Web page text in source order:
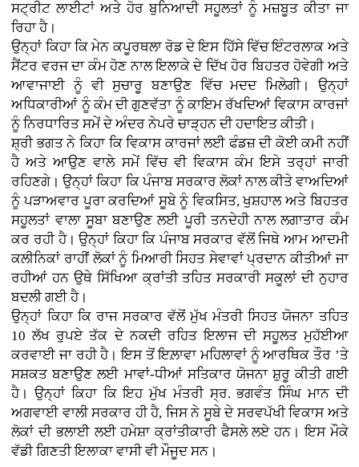
ਸਟ੍ਰੀਟ ਲਾਈਟਾਂ ਅਤੇ ਹੋਰ ਬੁਨਿਆਦੀ ਸਹੂਲਤਾਂ ਨੂੰ ਮਜ਼ਬੂਤ ਕੀਤਾ ਜਾ
ਰਿਹਾ ਹੈ।
ਉਨ੍ਹਾਂ ਕਿਹਾ ਕਿ ਮੇਨ ਕਪੂਰਥਲਾ ਰੋਡ ਦੇ ਇਸ ਹਿੱਸੇ ਵਿੱਚ ਇੰਟਰਲਾਕ ਅਤੇ
ਸੈਂਟਰ ਵਰਜ ਦਾ ਕੰਮ ਹੋਣ ਨਾਲ ਇਲਾਕੇ ਦੇ ਦਿੱਖ ਹੋਰ ਬਿਹਤਰ ਹੋਵੇਗੀ ਅਤੇ
ਆਵਾਜਾਈ ਨੂੰ ਵੀ ਸੁਚਾਰੂ ਬਣਾਉਣ ਵਿੱਚ ਮਦਦ ਮਿਲੇਗੀ। ਉਨ੍ਹਾਂ
ਅਧਿਕਾਰੀਆਂ ਨੂੰ ਕੰਮ ਦੀ ਗੁਣਵੱਤਾ ਨੂੰ ਕਾਇਮ ਰੱਖਦਿਆਂ ਵਿਕਾਸ ਕਾਰਜਾਂ
ਨੂੰ ਨਿਰਧਾਰਿਤ ਸਮੇਂ ਦੇ ਅੰਦਰ ਨੇਪਰੇ ਚਾੜ੍ਹਨ ਦੀ ਹਦਾਇਤ ਕੀਤੀ।
ਸ਼੍ਰੀ ਭਗਤ ਨੇ ਕਿਹਾ ਕਿ ਵਿਕਾਸ ਕਾਰਜਾਂ ਲਈ ਫੰਡਜ਼ ਦੀ ਕੋਈ ਕਮੀ ਨਹੀਂ
ਹੈ ਅਤੇ ਆਉਣ ਵਾਲੇ ਸਮੇਂ ਵਿੱਚ ਵੀ ਵਿਕਾਸ ਕੰਮ ਇਸੇ ਤਰ੍ਹਾਂ ਜਾਰੀ
ਰਹਿਣਗੇ। ਉਨ੍ਹਾਂ ਕਿਹਾ ਕਿ ਪੰਜਾਬ ਸਰਕਾਰ ਲੋਕਾਂ ਨਾਲ ਕੀਤੇ ਵਾਅਦਿਆਂ
ਨੂੰ ਪੜਾਅਵਾਰ ਪੂਰਾ ਕਰਦਿਆਂ ਸੂਬੇ ਨੂੰ ਵਿਕਸਿਤ, ਖੁਸ਼ਹਾਲ ਅਤੇ ਬਿਹਤਰ
ਸਹੂਲਤਾਂ ਵਾਲਾ ਸੂਬਾ ਬਣਾਉਣ ਲਈ ਪੂਰੀ ਤਨਦੇਹੀ ਨਾਲ ਲਗਾਤਾਰ ਕੰਮ
ਕਰ ਰਹੀ ਹੈ। ਉਨ੍ਹਾਂ ਕਿਹਾ ਕਿ ਪੰਜਾਬ ਸਰਕਾਰ ਵੱਲੋਂ ਜਿਥੇ ਆਮ ਆਦਮੀ
ਕਲੀਨਿਕਾਂ ਰਾਹੀਂ ਲੋਕਾਂ ਨੂੰ ਮਿਆਰੀ ਸਿਹਤ ਸੇਵਾਵਾਂ ਪ੍ਰਦਾਨ ਕੀਤੀਆਂ ਜਾ
ਰਹੀਆਂ ਹਨ ਉਥੇ ਸਿੱਖਿਆ ਕ੍ਰਾਂਤੀ ਤਹਿਤ ਸਰਕਾਰੀ ਸਕੂਲਾਂ ਦੀ ਨੁਹਾਰ
ਬਦਲੀ ਗਈ ਹੈ।
ਉਨ੍ਹਾਂ ਕਿਹਾ ਕਿ ਰਾਜ ਸਰਕਾਰ ਵੱਲੋਂ ਮੁੱਖ ਮੰਤਰੀ ਸਿਹਤ ਯੋਜਨਾ ਤਹਿਤ
10 ਲੱਖ ਰੁਪਏ ਤੱਕ ਦੇ ਨਕਦੀ ਰਹਿਤ ਇਲਾਜ ਦੀ ਸਹੂਲਤ ਮੁਹੱਈਆ
ਕਰਵਾਈ ਜਾ ਰਹੀ ਹੈ। ਇਸ ਤੋਂ ਇਲ਼ਾਵਾ ਮਹਿਲਾਵਾਂ ਨੂੰ ਆਰਥਿਕ ਤੌਰ ’ਤੇ
ਸਸ਼ਕਤ ਬਣਾਉਣ ਲਈ ਮਾਵਾਂ-ਧੀਆਂ ਸਤਿਕਾਰ ਯੋਜਨਾ ਸ਼ੁਰੂ ਕੀਤੀ ਗਈ
ਹੈ। ਉਨ੍ਹਾਂ ਕਿਹਾ ਕਿ ਇਹ ਮੁੱਖ ਮੰਤਰੀ ਸ੍ਰ. ਭਗਵੰਤ ਸਿੰਘ ਮਾਨ ਦੀ
ਅਗਵਾਈ ਵਾਲੀ ਸਰਕਾਰ ਹੀ ਹੈ, ਜਿਸ ਨੇ ਸੂਬੇ ਦੇ ਸਰਵਪੱਖੀ ਵਿਕਾਸ ਅਤੇ
ਲੋਕਾਂ ਦੀ ਭਲਾਈ ਲਈ ਹਮੇਸ਼ਾ ਕ੍ਰਾਂਤੀਕਾਰੀ ਫੈਸਲੇ ਲਏ ਹਨ।ਇਸ ਮੌਕੇ
ਵੱਡੀ ਗਿਣਤੀ ਇਲਾਕਾ ਵਾਸੀ ਵੀ ਮੌਜੂਦ ਸਨ।